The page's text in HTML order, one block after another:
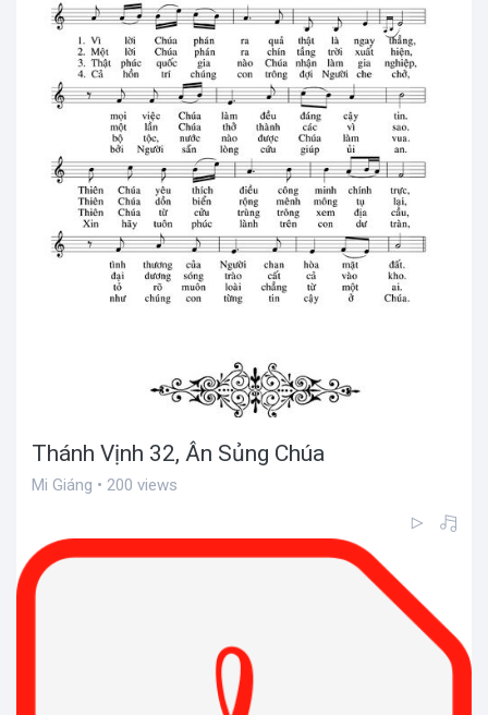
Thánh Vịnh 32, Ân Sủng Chúa
Mi Giáng • 200 views